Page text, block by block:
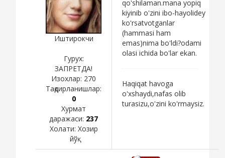
Иштирокчи
Гурух:
ЗАПРЕТДА!
Изохлар: 270
Тақдирланишлар:
0
Хурмат
даражаси: 237
Холати: Хозир
йўқ
qo'shilaman.mana yopiq
kiyinib o'zini ibo-hayolidey
ko'rsatvotganlar
(hammasi ham
emas)nima bo'ldi?odami
olasi ichida bo'lar ekan.
Haqiqat havoga
o'xshaydi,nafas olib
turasizu,o'zini ko'rmaysiz.